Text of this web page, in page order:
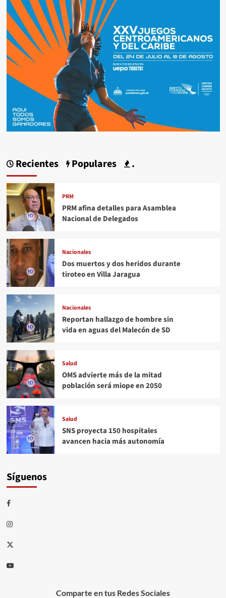
Recientes Populares .
PRM
PRM afina detalles para Asamblea
Nacional de Delegados
Nacionales
Dos muertos y dos heridos durante
tiroteo en Villa Jaragua
Nacionales
Reportan hallazgo de hombre sin
vida en aguas del Malecón de SD
Salud
OMS advierte más de la mitad
población será miope en 2050
Salud
SNS proyecta 150 hospitales
avancen hacia más autonomía
Síguenos
Comparte en tus Redes Sociales